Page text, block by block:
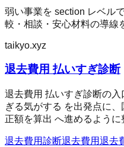
弱い事業を section レベル
較・相談・安心材料の導線
taikyo.xyz
退去費用 払いすぎ診断
退去費用 払いすぎ診断の
ぎる気がする を出発点に
正額を算出 へ進めるよう
退去費用診断退去費用退去